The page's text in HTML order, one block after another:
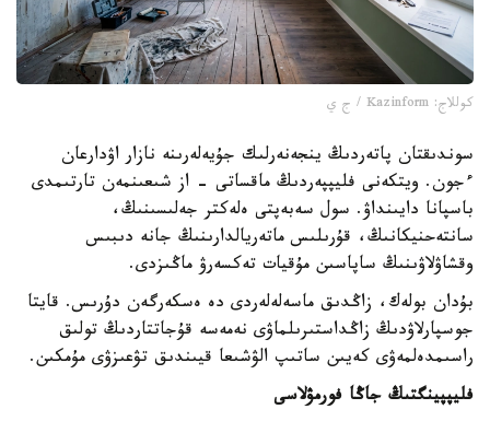
كوللاج: Kazinform / ج ي
سوندىقتان پاتەردىڭ ينجەنەرلىك جۇيەلەرىنە نازار اۋدارعان
ءجون. ويتكەنى فليپپەردىڭ ماقساتى - از شىعىنمەن تارتىمدى
باسپانا دايىنداۋ. سول سەبەپتى ەلەكتر جەلىسىنىڭ،
سانتەحنيكانىڭ، قۇرىلىس ماتەريالدارىنىڭ جانە دىبىس
وقشاۋلاۋىنىڭ ساپاسىن مۇقيات تەكسەرۋ ماڭىزدى.
بۇدان بولەك، زاڭدىق ماسەلەلەردى دە ەسكەرگەن دۇرىس. قايتا
جوسپارلاۋدىڭ زاڭداستىرىلماۋى نەمەسە قۇجاتتاردىڭ تولىق
راسىمدەلمەۋى كەيىن ساتىپ الۋشىعا قيىندىق تۋعىزۋى مۇمكىن.
فليپپينگتىڭ جاڭا فورمۋلاسى